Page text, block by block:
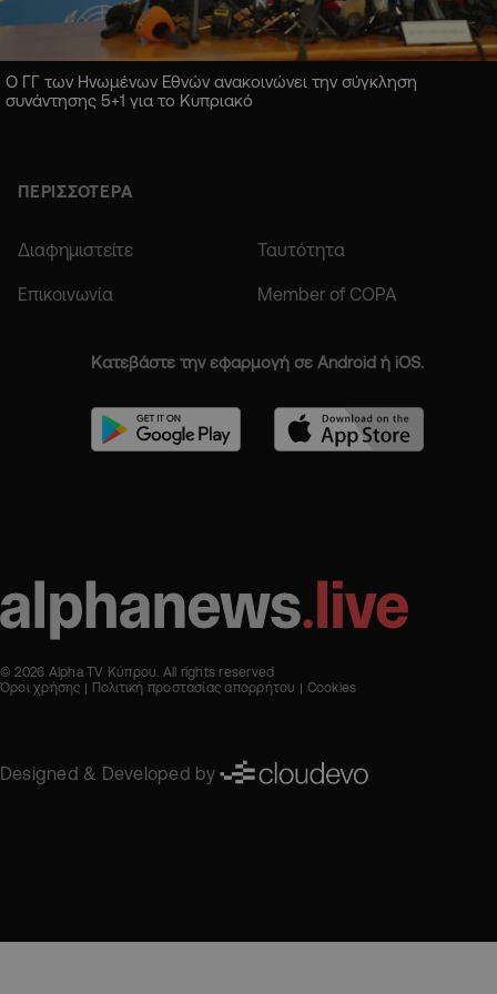
Ο ΓΓ των Ηνωμένων Εθνών ανακοινώνει την σύγκληση
συνάντησης 5+1 για το Κυπριακό
ΠΕΡΙΣΣΟΤΕΡΑ
Διαφημιστείτε Ταυτότητα
Επικοινωνία Member of COPA
Κατεβάστε την εφαρμογή σε Android ή iOS.
© 2026 Alpha TV Κύπρου. All rights reserved
Όροι χρήσης
Πολιτική προστασίας απορρήτου Cookies
Designed & Developed by